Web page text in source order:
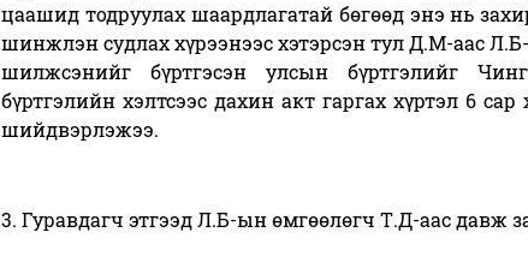
цаашид тодруулах шаардлагатай бөгөөд энэ нь
шинжлэн судлах хүрээнээс хэтэрсэн тул Д.М-аас
шилжсэнийг бүртгэсэн улсын бүртгэлийг
бүртгэлийн хэлтсээс дахин акт гаргах хүртэл 6 сар
шийдвэрлэжээ.
3. Гуравдагч этгээд Л.Б-ын өмгөөлөгч Т.Д-аас давж